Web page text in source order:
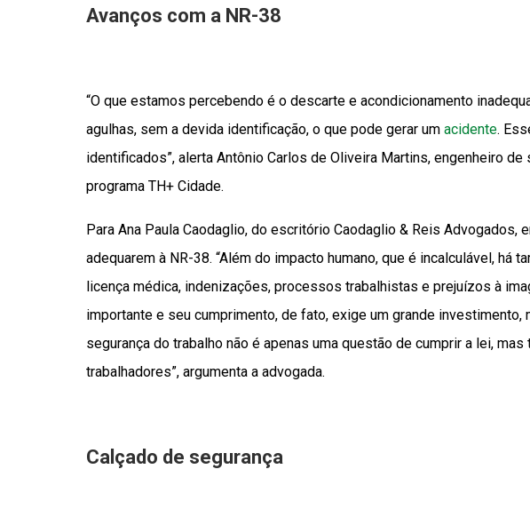
Avanços com a NR-38
“O que estamos percebendo é o descarte e acondicionamento
agulhas, sem a devida identificação, o que pode gerar um acidente.
identificados”, alerta Antônio Carlos de Oliveira Martins, engenheiro de
programa TH+ Cidade.
Para Ana Paula Caodaglio, do escritório Caodaglio & Reis Advogados,
adequarem à NR-38. “Além do impacto humano, que é incalculável, há
licença médica, indenizações, processos trabalhistas e prejuízos à
importante e seu cumprimento, de fato, exige um grande
segurança do trabalho não é apenas uma questão de cumprir a lei, mas
trabalhadores”, argumenta a advogada.
Calçado de segurança